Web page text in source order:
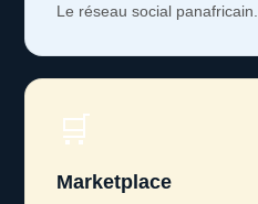
Le réseau social panafricain.
🛒
Marketplace